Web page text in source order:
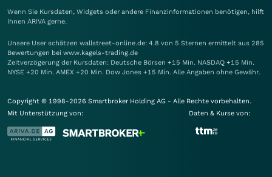
Wenn Sie Kursdaten, Widgets oder andere Finanzinformationen benötigen, hilft
Ihnen ARIVA gerne.
Unsere User schätzen wallstreet-online.de: 4.8 von 5 Sternen ermittelt aus 285
Bewertungen bei www.kagels-trading.de
Zeitverzögerung der Kursdaten: Deutsche Börsen +15 Min. NASDAQ +15 Min.
NYSE +20 Min. AMEX +20 Min. Dow Jones +15 Min. Alle Angaben ohne Gewähr.
Copyright © 1998-2026 Smartbroker Holding AG - Alle Rechte vorbehalten.
Mit Unterstützung von:
Daten & Kurse von: